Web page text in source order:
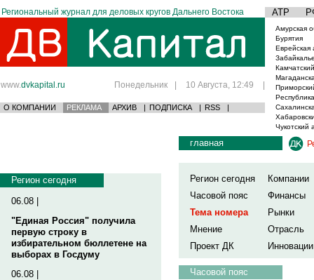
Региональный журнал для деловых кругов Дальнего Востока АТР
www.dvkapital.ru Понедельник | 10 Августа, 12:49 |
О КОМПАНИИ РЕКЛАМА АРХИВ | ПОДПИСКА | RSS |
Амурская
Бурятия
Еврейская
Чукотский
Регион сегодня
06.08 |
"Единая Россия" получила
первую строку в
избирательном бюллетене на
выборах в Госдуму
06.08 |
главная
Регион сегодня
Компании
Часовой пояс
Финансы
Тема номера
Рынки
Мнение
Отрасль
Проект ДК
Инновации
Часовой пояс